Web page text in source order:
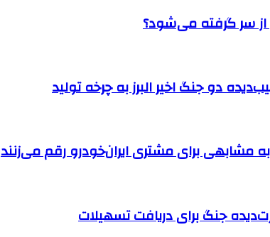
از سر گرفته می‌شود؟
مشابهی برای مشتری ایران‌خودرو رقم می‌زنند